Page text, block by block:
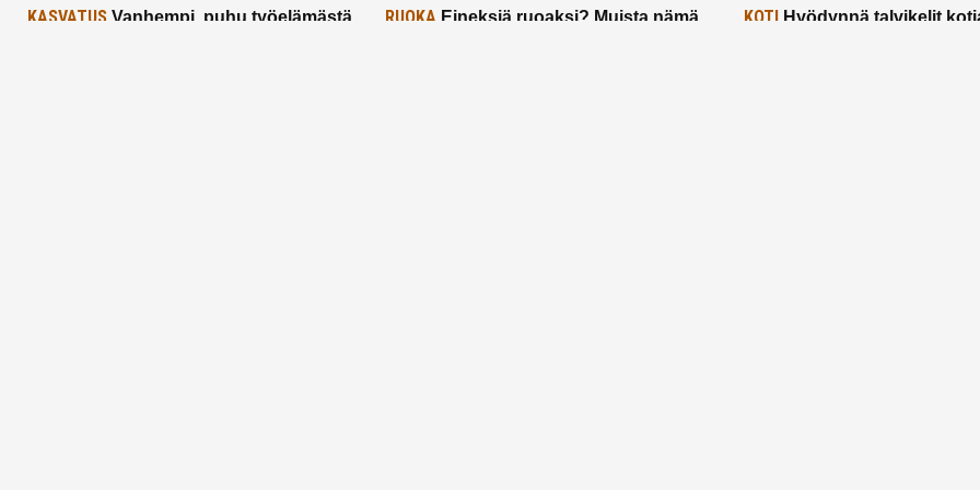
KASVATUS Vanhempi, puhu työelämästä
RUOKA Eineksiä ruoaksi? Muista nämä
KOTIHyödynnä talvikelit